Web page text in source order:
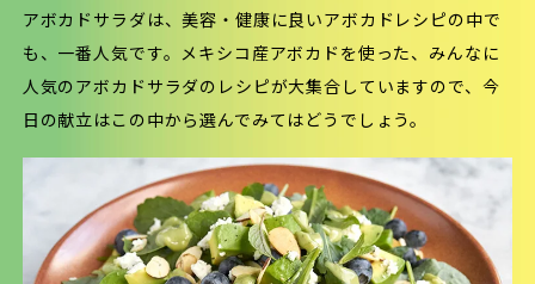
アボカドサラダは、美容・健康に良いアボカドレシピの中で
も、一番人気です。メキシコ産アボカドを使った、みんなに
人気のアボカドサラダのレシピが大集合していますので、今
日の献立はこの中から選んでみてはどうでしょう。